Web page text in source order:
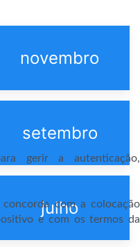
novembro
setembro
julho
gerir a autenticação,
com a colocação
e com os termos da